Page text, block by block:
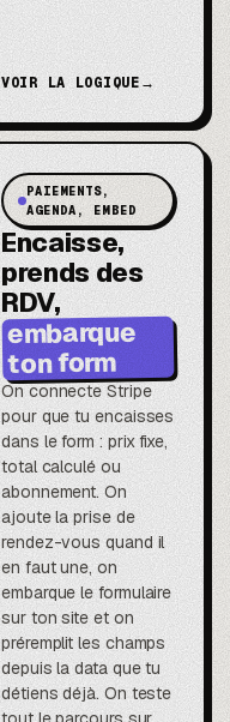
VOIR LA LOGIQUE→
PAIEMENTS,
AGENDA, EMBED
Encaisse,
prends des
RDV,
embarque
ton form
On connecte Stripe
pour que tu encaisses
dans le form : prix fixe,
total calculé ou
abonnement. On
ajoute la prise de
rendez-vous quand il
en faut une, on
embarque le formulaire
sur ton site et on
préremplit les champs
depuis la data que tu
détiens déjà. On teste